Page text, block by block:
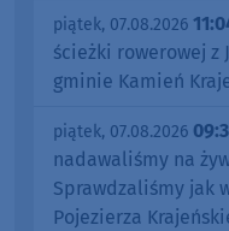
piątek, 07.08.2026
ścieżki rowerowej z
gminie Kamień
piątek, 07.08.2026
nadawaliśmy na
Sprawdzaliśmy jak
Pojezierza